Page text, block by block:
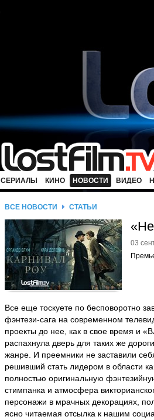
СЕРИАЛЫ КИНО НОВОСТИ ВИДЕО
ВСЕ НОВОСТИ СТАТЬИ
03
Все еще тоскуете по бесповоротно
фэнтези-сага на современном
проекты до нее, как в свое время и
распахнула дверь для таких же
жанре. И преемники не заставили
решивший стать лидером в области
полностью оригинальную
стимпанка и атмосфера
персонажи в мрачных декорациях,
ясно читаемая отсылка к нашим